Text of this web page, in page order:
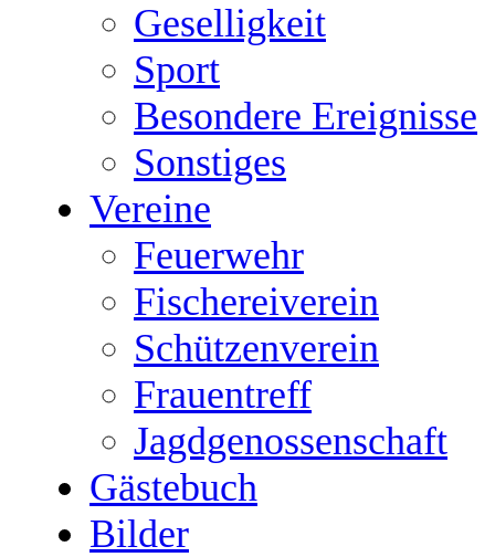
Geselligkeit
Sport
Besondere Ereignisse
Sonstiges
Vereine
Feuerwehr
Fischereiverein
Schützenverein
Frauentreff
Jagdgenossenschaft
Gästebuch
Bilder